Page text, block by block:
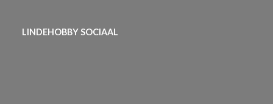
LINDEHOBBY SOCIAAL